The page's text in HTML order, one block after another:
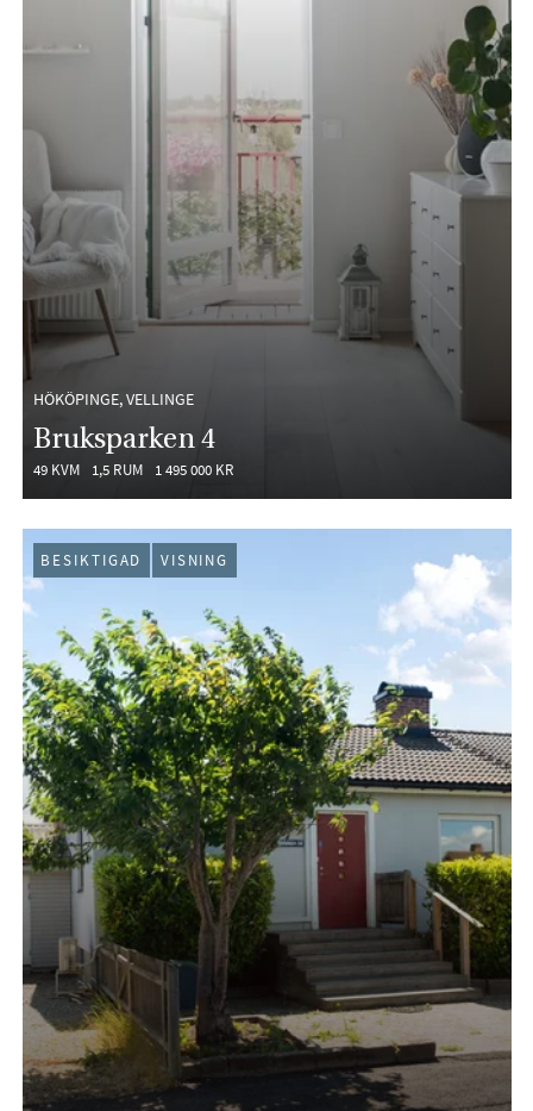
HÖKÖPINGE, VELLINGE
Bruksparken 4
49 KVM 1,5 RUM 1 495 000 KR
BESIKTIGAD VISNING